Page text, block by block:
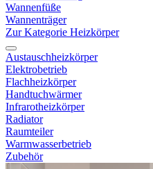
Wannenfüße
Wannenträger
Zur Kategorie Heizkörper
Austauschheizkörper
Elektrobetrieb
Flachheizkörper
Handtuchwärmer
Infrarotheizkörper
Radiator
Raumteiler
Warmwasserbetrieb
Zubehör